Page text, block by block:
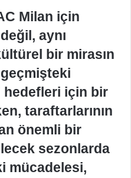
Milan için
aynı
bir mirasın
geçmişteki
hedefleri için bir
taraftarlarının
önemli bir
sezonlarda
mücadelesi,